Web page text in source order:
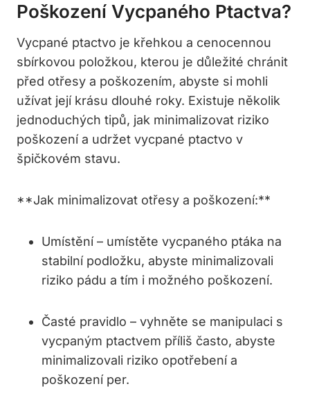
Poškození Vycpaného Ptactva?
Vycpané ptactvo je křehkou a cenocennou
sbírkovou položkou, kterou je důležité chránit
před otřesy a poškozením, abyste si mohli
užívat její krásu dlouhé roky. Existuje několik
jednoduchých tipů, jak minimalizovat riziko
poškození a udržet vycpané ptactvo v
špičkovém stavu.
**Jak minimalizovat otřesy a poškození:**
Umístění – umístěte vycpaného ptáka na
stabilní podložku, abyste minimalizovali
riziko pádu a tím i možného poškození.
Časté pravidlo – vyhněte se manipulaci s
vycpaným ptactvem příliš často, abyste
minimalizovali riziko opotřebení a
poškození per.